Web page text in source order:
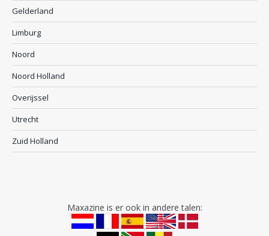
Gelderland
Limburg
Noord
Noord Holland
Overijssel
Utrecht
Zuid Holland
Maxazine is er ook in andere talen: